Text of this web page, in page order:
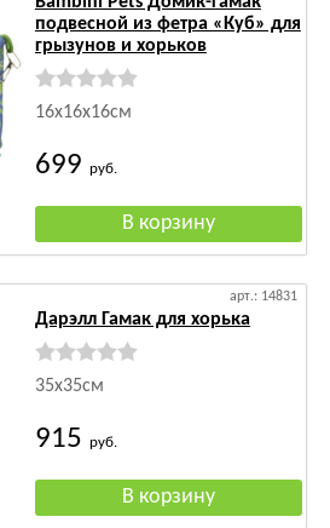
подвесной из фетра «Куб» для
грызунов и хорьков
16х16х16см
699 руб.
арт.: 14831
Дарэлл Гамак для хорька
35x35см
915 руб.